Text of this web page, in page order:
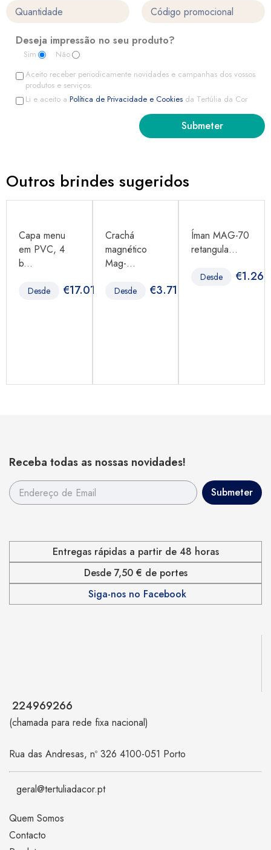
Deseja impressão no seu produto?
Sim
Não
Aceito receber periodicamente novidades e campanhas dos vossos
produtos e serviços.
Li e aceito a Política de Privacidade e Cookies da Tertúlia da Cor
Outros brindes sugeridos
Capa menu
em PVC, 4
b...
Desde €17.01
Crachá
magnético
Mag-...
Desde €3.71
Íman MAG-70
retangula...
Desde €1.26
Receba todas as nossas novidades!
Entregas rápidas a partir de 48 horas
Desde 7,50 € de portes
Siga-nos no Facebook
224969266
(chamada para rede fixa nacional)
Rua das Andresas, nº 326 4100-051 Porto
geral@tertuliadacor.pt
Quem Somos
Contacto